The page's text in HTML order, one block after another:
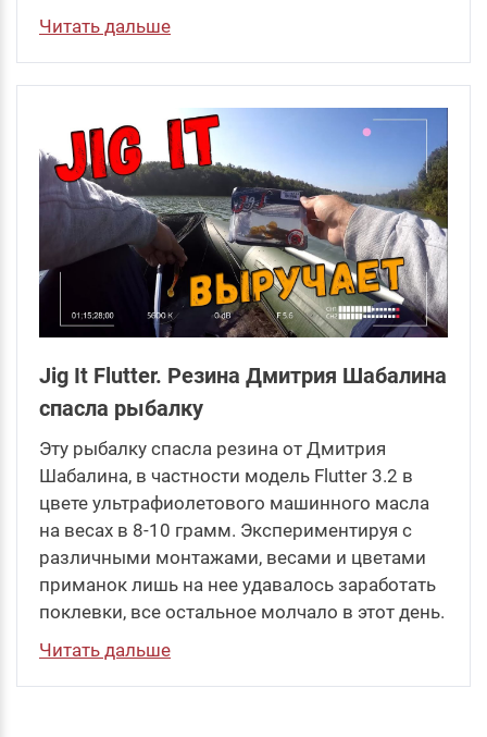
Читать дальше
Jig It Flutter. Резина Дмитрия Шабалина
спасла рыбалку
Эту рыбалку спасла резина от Дмитрия
Шабалина, в частности модель Flutter 3.2 в
цвете ультрафиолетового машинного масла
на весах в 8-10 грамм. Экспериментируя с
различными монтажами, весами и цветами
приманок лишь на нее удавалось заработать
поклевки, все остальное молчало в этот день.
Читать дальше